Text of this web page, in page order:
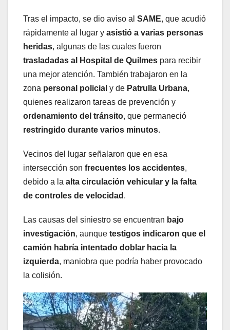
Tras el impacto, se dio aviso al SAME, que acudió
rápidamente al lugar y asistió a varias personas
heridas, algunas de las cuales fueron
trasladadas al Hospital de Quilmes para recibir
una mejor atención. También trabajaron en la
zona personal policial y de Patrulla Urbana,
quienes realizaron tareas de prevención y
ordenamiento del tránsito, que permaneció
restringido durante varios minutos.
Vecinos del lugar señalaron que en esa
intersección son frecuentes los accidentes,
debido a la alta circulación vehicular y la falta
de controles de velocidad .
Las causas del siniestro se encuentran bajo
investigación, aunque testigos indicaron que el
camión habría intentado doblar hacia la
izquierda, maniobra que podría haber provocado
la colisión.